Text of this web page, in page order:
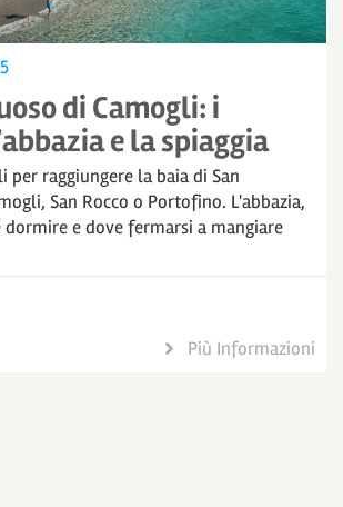
di Camogli: i
e la spiaggia
per raggiungere la baia di San
San Rocco o Portofino. L'abbazia,
dormire e dove fermarsi a mangiare
Più Informazioni